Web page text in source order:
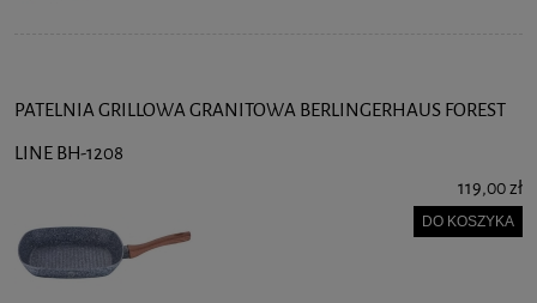
PATELNIA GRILLOWA GRANITOWA BERLINGERHAUS FOREST
LINE BH-1208
119,00 zł
DO KOSZYKA